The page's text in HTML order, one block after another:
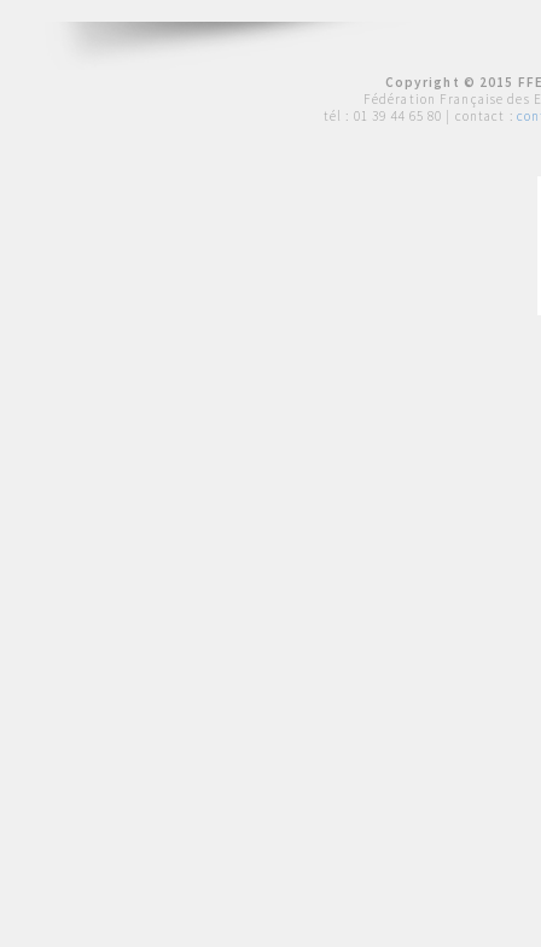
Copyright © 2015
Fédération Française des
tél : 01 39 44 65 80 | contact :